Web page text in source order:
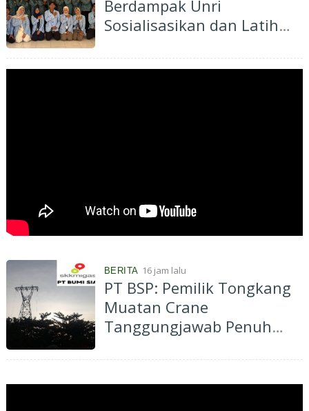
Berdampak Unri
Sosialisasikan dan Latih
Cermin Membuat
BERITA 16 jam lalu
PT BSP: Pemilik Tongkang
Muatan Crane
Tanggungjawab Penuh